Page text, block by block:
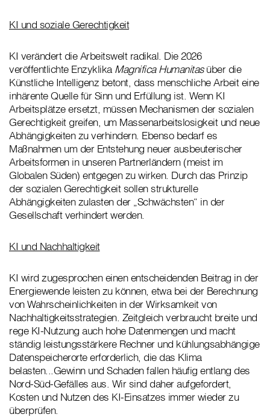
KI und soziale Gerechtigkeit
KI verändert die Arbeitswelt radikal. Die 2026
veröffentlichte Enzyklika Magnifica Humanitasüber die
Künstliche Intelligenz betont, dass menschliche Arbeit eine
inhärente Quelle für Sinn und Erfüllung ist. Wenn KI
Arbeitsplätze ersetzt, müssen Mechanismen der sozialen
Gerechtigkeit greifen, um Massenarbeitslosigkeit und neue
Abhängigkeiten zu verhindern. Ebenso bedarf es
Maßnahmen um der Entstehung neuer ausbeuterischer
Arbeitsformen in unseren Partnerländern (meist im
Globalen Süden) entgegen zu wirken. Durch das Prinzip
der sozialen Gerechtigkeit sollen strukturelle
Abhängigkeiten zulasten der „Schwächsten“ in der
Gesellschaft verhindert werden.
KI und Nachhaltigkeit
KI wird zugesprochen einen entscheidenden Beitrag in der
Energiewende leisten zu können, etwa bei der Berechnung
von Wahrscheinlichkeiten in der Wirksamkeit von
Nachhaltigkeitsstrategien. Zeitgleich verbraucht breite und
rege KI-Nutzung auch hohe Datenmengen und macht
ständig leistungsstärkere Rechner und kühlungsabhängige
Datenspeicherorte erforderlich, die das Klima
belasten...Gewinn und Schaden fallen häufig entlang des
Nord-Süd-Gefälles aus. Wir sind daher aufgefordert,
Kosten und Nutzen des KI-Einsatzes immer wieder zu
überprüfen.